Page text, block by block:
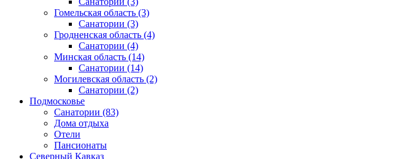
Гомельская область (3)
Санатории (3)
Гродненская область (4)
Санатории (4)
Минская область (14)
Санатории (14)
Могилевская область (2)
Санатории (2)
Подмосковье
Санатории (83)
Дома отдыха
Отели
Пансионаты
Северный Кавказ